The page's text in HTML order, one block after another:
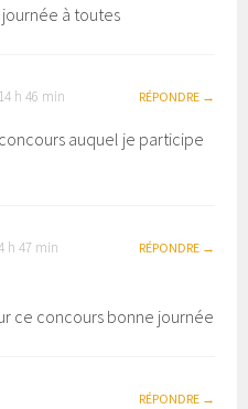
à toutes
h 46 min RÉPONDRE
auquel je participe
h 47 min RÉPONDRE
ce concours bonne journée
RÉPONDRE